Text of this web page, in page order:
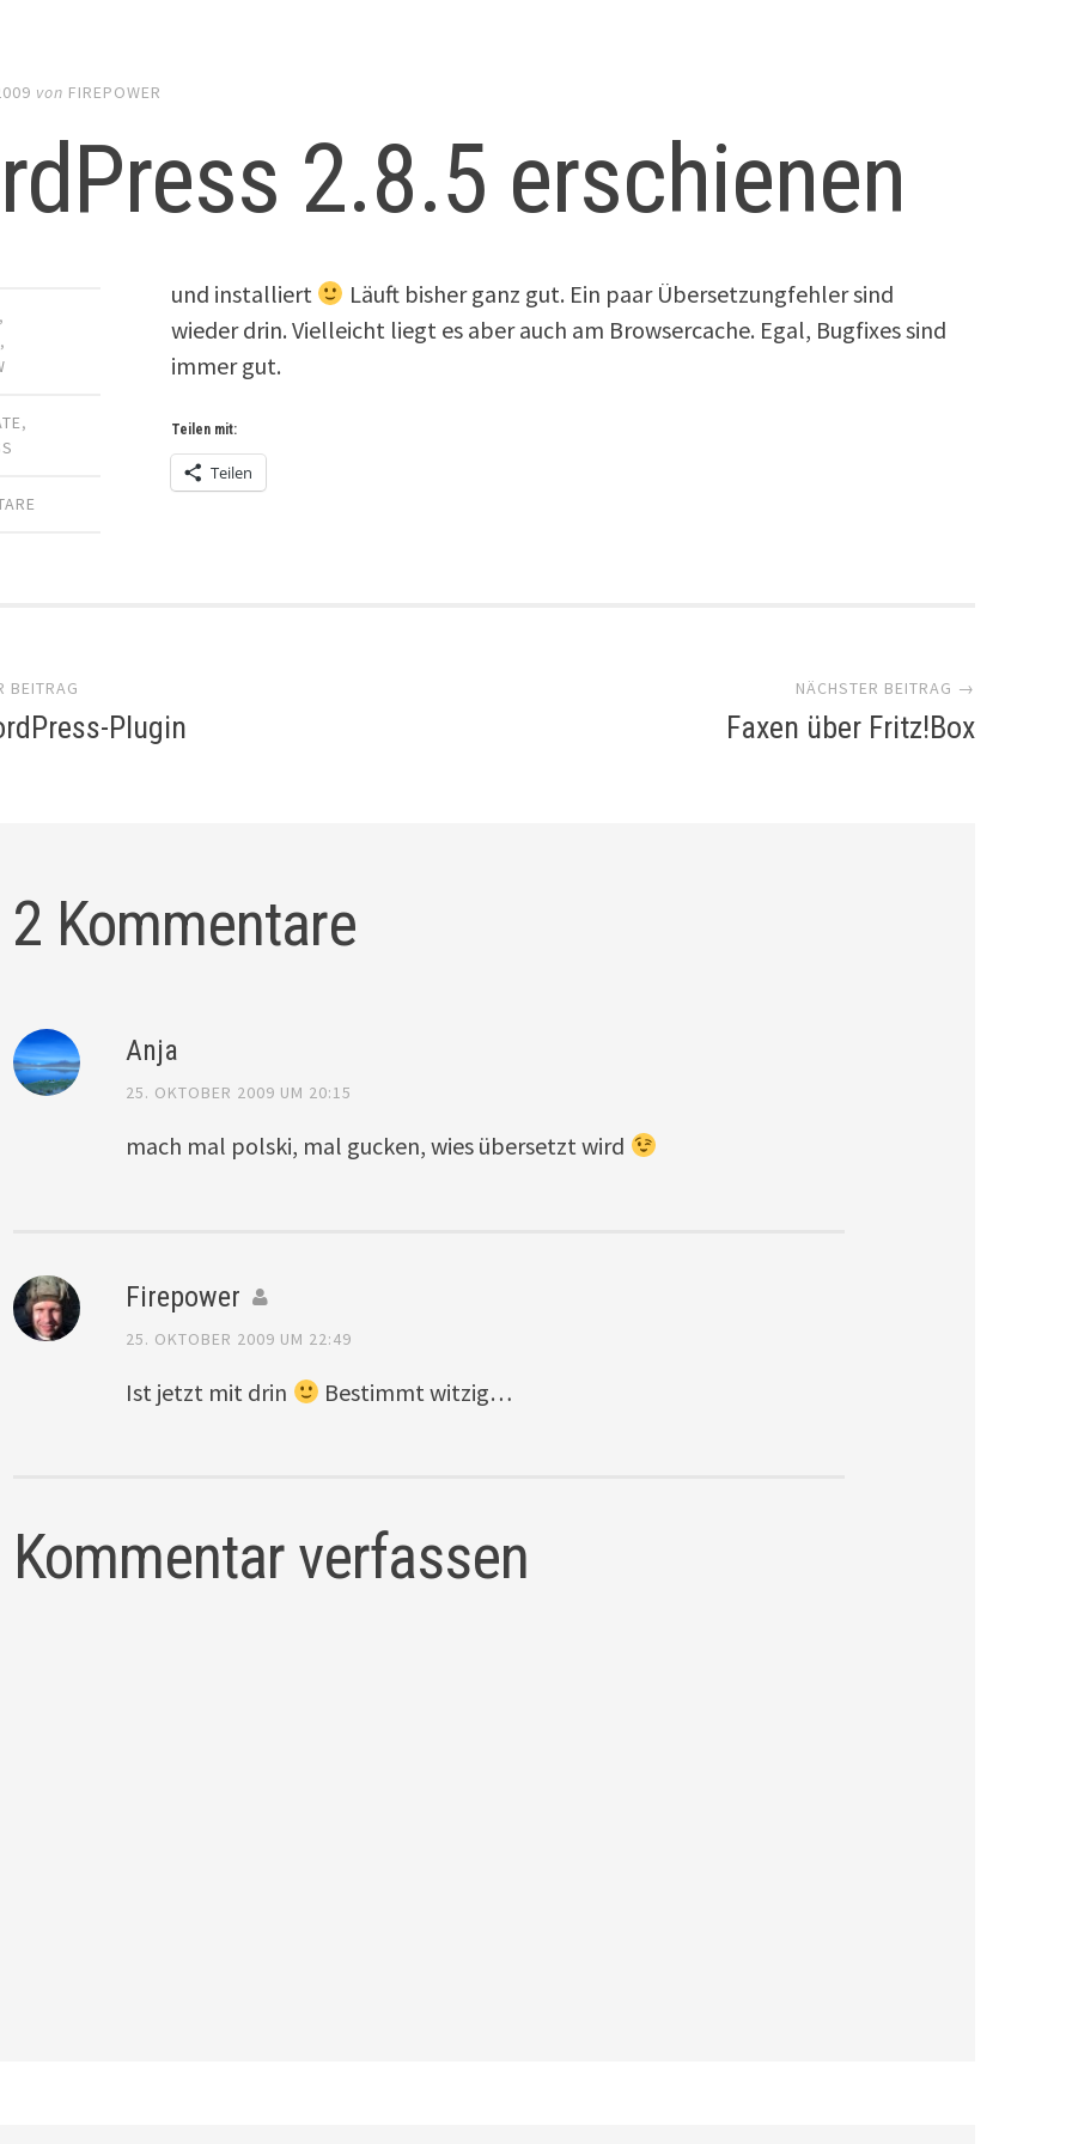
von FIREPOWER
2.8.5 erschienen
,
,
,
und installiert
Läuft bisher ganz gut. Ein paar Übersetzungfehler sind
wieder drin. Vielleicht liegt es aber auch am Browsercache. Egal, Bugfixes sind
immer gut.
Teilen mit:
Teilen
BEITRAG
Plugin
NÄCHSTER BEITRAG →
Faxen über Fritz!Box
2 Kommentare
Anja
25. OKTOBER 2009 UM 20:15
mach mal polski, mal gucken, wies übersetzt wird
Firepower
25. OKTOBER 2009 UM 22:49
Ist jetzt mit drin Bestimmt witzig…
Kommentar verfassen